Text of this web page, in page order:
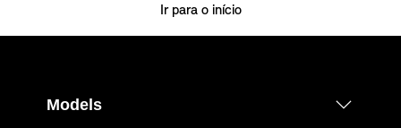
Ir para o início
Models